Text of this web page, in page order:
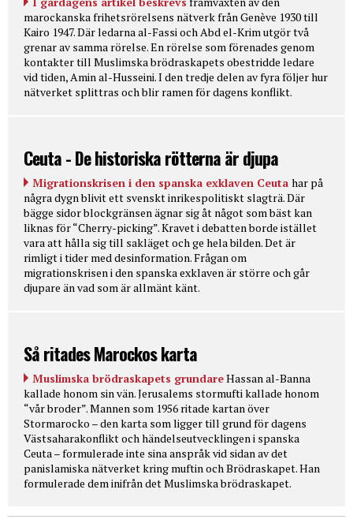
marockanska frihetsrörelsens nätverk från Genève 1930 till
Kairo 1947. Där ledarna al-Fassi och Abd el-Krim utgör två
grenar av samma rörelse. En rörelse som förenades genom
kontakter till Muslimska brödraskapets obestridde ledare
vid tiden, Amin al-Husseini. I den tredje delen av fyra följer hur
nätverket splittras och blir ramen för dagens konflikt.
Ceuta - De historiska rötterna är djupa
Migrationskrisen i den spanska exklaven Ceuta har på
några dygn blivit ett svenskt inrikespolitiskt slagträ. Där
bägge sidor blockgränsen ägnar sig åt något som bäst kan
liknas för “Cherry-picking”. Kravet i debatten borde istället
vara att hålla sig till sakläget och ge hela bilden. Det är
rimligt i tider med desinformation. Frågan om
migrationskrisen i den spanska exklaven är större och går
djupare än vad som är allmänt känt.
Så ritades Marockos karta
Muslimska brödraskapets grundareHassan al-Banna
kallade honom sin vän. Jerusalems stormufti kallade honom
“vår broder”. Mannen som 1956 ritade kartan över
Stormarocko – den karta som ligger till grund för dagens
Västsaharakonflikt och händelseutvecklingen i spanska
Ceuta – formulerade inte sina anspråk vid sidan av det
panislamiska nätverket kring muftin och Brödraskapet. Han
formulerade dem inifrån det Muslimska brödraskapet.